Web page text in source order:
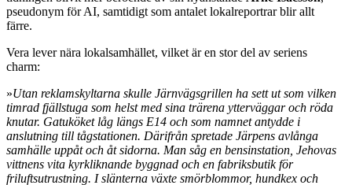
pseudonym för AI, samtidigt som antalet lokalreportrar blir allt
färre.
Vera lever nära lokalsamhället, vilket är en stor del av seriens
charm:
»Utan reklamskyltarna skulle Järnvägsgrillen ha sett ut som vilken
timrad fjällstuga som helst med sina trärena ytterväggar och röda
knutar. Gatuköket låg längs E14 och som namnet antydde i
anslutning till tågstationen. Därifrån spretade Järpens avlånga
samhälle uppåt och åt sidorna. Man såg en bensinstation, Jehovas
vittnens vita kyrkliknande byggnad och en fabriksbutik för
friluftsutrustning. I slänterna växte smörblommor, hundkex och